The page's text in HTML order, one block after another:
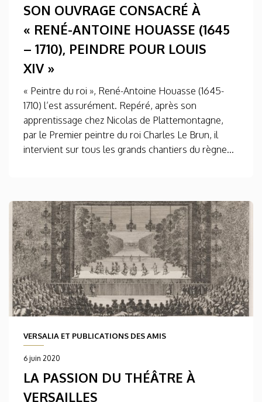
SON OUVRAGE CONSACRÉ À
« RENÉ-ANTOINE HOUASSE (1645
– 1710), PEINDRE POUR LOUIS
XIV »
« Peintre du roi », René-Antoine Houasse (1645-
1710) l’est assurément. Repéré, après son
apprentissage chez Nicolas de Plattemontagne,
par le Premier peintre du roi Charles Le Brun, il
intervient sur tous les grands chantiers du règne...
VERSALIA ET PUBLICATIONS DES AMIS
6 juin 2020
LA PASSION DU THÉÂTRE À
VERSAILLES